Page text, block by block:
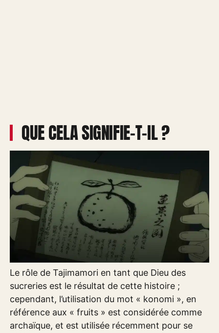
QUE CELA SIGNIFIE-T-IL ?
Le rôle de Tajimamori en tant que Dieu des
sucreries est le résultat de cette histoire ;
cependant, l’utilisation du mot « konomi », en
référence aux « fruits » est considérée comme
archaïque, et est utilisée récemment pour se